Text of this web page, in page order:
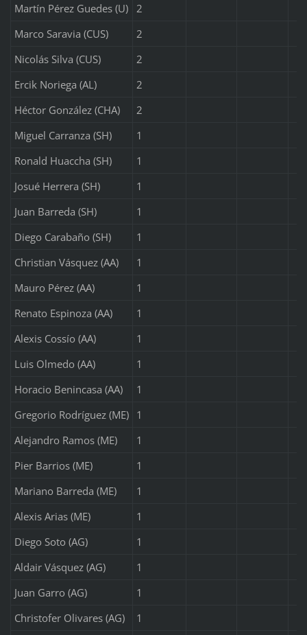
Martín Pérez Guedes (U)
2
Marco Saravia (CUS)
2
Nicolás Silva (CUS)
2
Ercik Noriega (AL)
2
Héctor González (CHA)
2
Miguel Carranza (SH)
1
Ronald Huaccha (SH)
1
Josué Herrera (SH)
1
Juan Barreda (SH)
1
Diego Carabaño (SH)
1
Christian Vásquez (AA)
1
Mauro Pérez (AA)
1
Renato Espinoza (AA)
1
Alexis Cossío (AA)
1
Luis Olmedo (AA)
1
Horacio Benincasa (AA)
1
Gregorio Rodríguez (ME)
1
Alejandro Ramos (ME)
1
Pier Barrios (ME)
1
Mariano Barreda (ME)
1
Alexis Arias (ME)
1
Diego Soto (AG)
1
Aldair Vásquez (AG)
1
Juan Garro (AG)
1
Christofer Olivares (AG)
1